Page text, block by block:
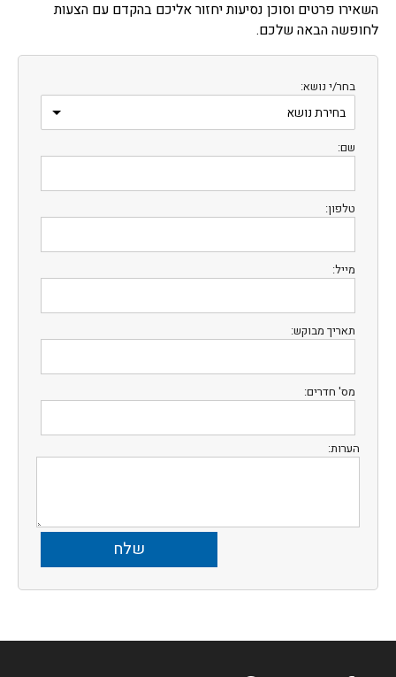
השאירו פרטים וסוכן נסיעות יחזור אליכם בהקדם עם הצעות
לחופשה הבאה שלכם.
בחר/י נושא:
שם:
טלפון:
מייל:
תאריך מבוקש:
מס' חדרים:
הערות: